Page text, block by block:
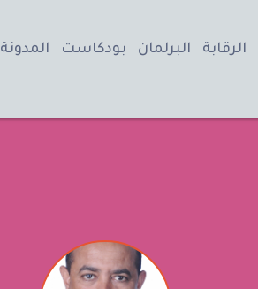
الرقابة البرلمان بودكاست المدونة